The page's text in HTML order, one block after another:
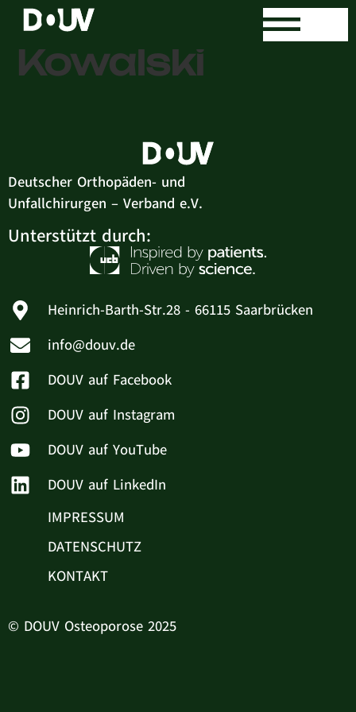
Dr. med. Roger
Kowalski
Deutscher Orthopäden- und
Unfallchirurgen – Verband e.V.
Unterstützt durch:
Heinrich-Barth-Str.28 - 66115 Saarbrücken
info@douv.de
DOUV auf Facebook
DOUV auf Instagram
DOUV auf YouTube
DOUV auf LinkedIn
IMPRESSUM
DATENSCHUTZ
KONTAKT
© DOUV Osteoporose 2025